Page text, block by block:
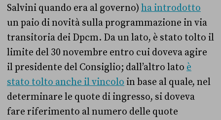
Salvini quando era al governo) ha introdotto
un paio di novità sulla programmazione in via
transitoria dei Dpcm. Da un lato, è stato tolto il
limite del 30 novembre entro cui doveva agire
il presidente del Consiglio; dall’altro lato è
stato tolto anche il vincolo in base al quale, nel
determinare le quote di ingresso, si doveva
fare riferimento al numero delle quote